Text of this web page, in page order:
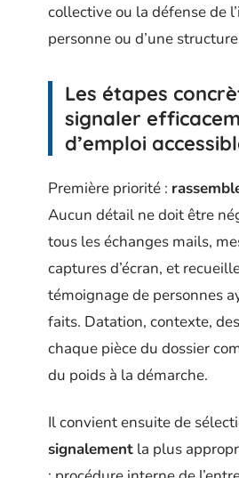
collective ou la défense de
personne ou d’une
Les étapes
signaler
d’emploi
Première priorité :
Aucun détail ne doit être
tous les échanges mails,
captures d’écran, et
témoignage de personnes
faits. Datation, contexte,
chaque pièce du dossier
du poids à la démarche.
Il convient ensuite de
signalement la plus